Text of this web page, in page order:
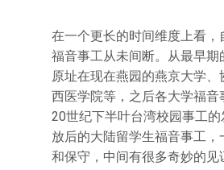
在一个更长的时间维度上看，
福音事工从未间断。从最早期
原址在现在燕园的燕京大学、
西医学院等，之后各大学福音
20世纪下半叶台湾校园事工
放后的大陆留学生福音事工，
和保守，中间有很多奇妙的见